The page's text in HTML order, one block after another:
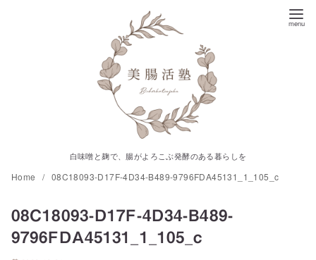
白味噌と麹で、腸がよろこぶ発酵のある暮らしを
Home 08C18093-D17F-4D34-B489-9796FDA45131_1_105_c
08C18093-D17F-4D34-B489-
9796FDA45131_1_105_c